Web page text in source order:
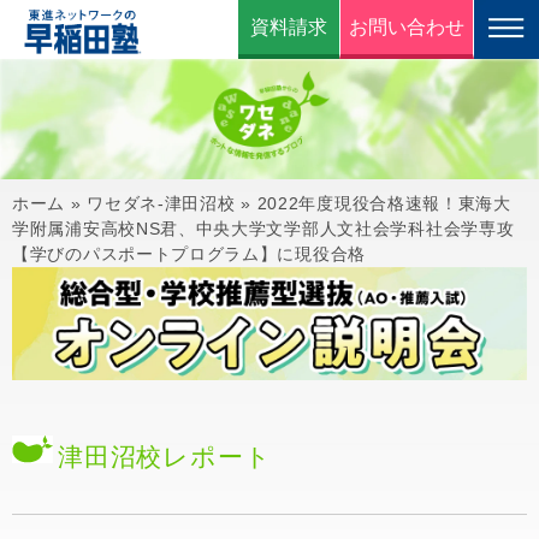
資料請求 お問い合わせ
ホーム » ワセダネ-津田沼校 » 2022年度現役合格速報！東海大
学附属浦安高校NS君、中央大学文学部人文社会学科社会学専攻
【学びのパスポートプログラム】に現役合格
津田沼校 レポート